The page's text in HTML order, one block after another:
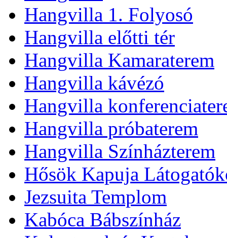
Hangvilla 1. Folyosó
Hangvilla előtti tér
Hangvilla Kamaraterem
Hangvilla kávézó
Hangvilla
Hangvilla próbaterem
Hangvilla Színházterem
Hősök Kapuja
Jezsuita Templom
Kabóca Bábszínház